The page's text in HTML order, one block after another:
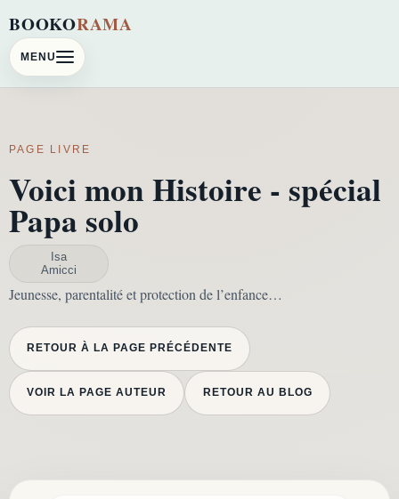
BOOKORAMA
MENU
PAGE LIVRE
Voici mon Histoire - spécial
Papa solo
Isa
Amicci
Jeunesse, parentalité et protection de l’enfance…
RETOUR À LA PAGE PRÉCÉDENTE
VOIR LA PAGE AUTEUR RETOUR AU BLOG